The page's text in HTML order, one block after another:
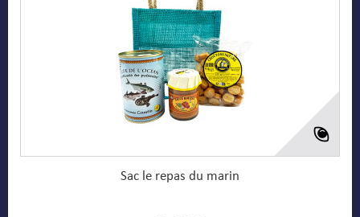
Sac le repas du marin